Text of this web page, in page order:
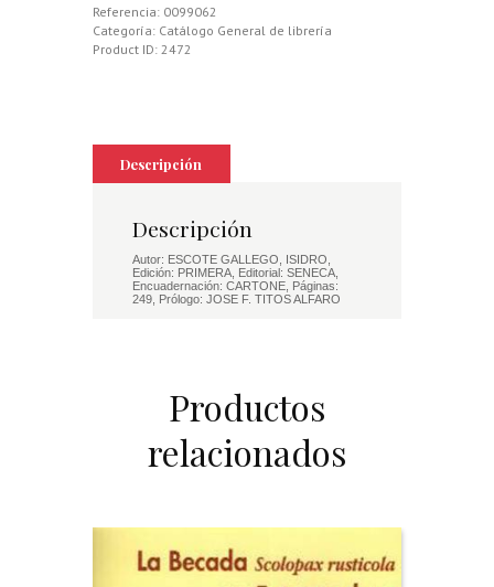
LA
CAZA:
DE
A
SIERRA
cantidad
Referencia: 0099062
Categoría: Catálogo General de librería
Product ID: 2472
Descripción
Descripción
Autor: ESCOTE GALLEGO, ISIDRO,
Edición: PRIMERA, Editorial: SENECA,
Encuadernación: CARTONE, Páginas:
249, Prólogo: JOSE F. TITOS ALFARO
Productos
relacionados